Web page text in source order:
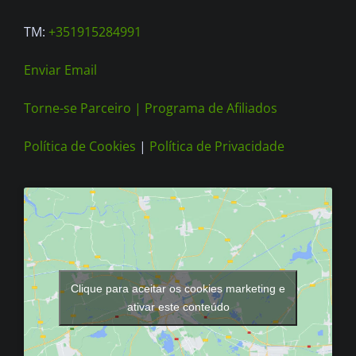
page
TM: +351915284991
Enviar Email
Torne-se Parceiro | Programa de Afiliados
Política de Cookies | Política de Privacidade
Clique para aceitar os cookies marketing e
ativar este conteúdo